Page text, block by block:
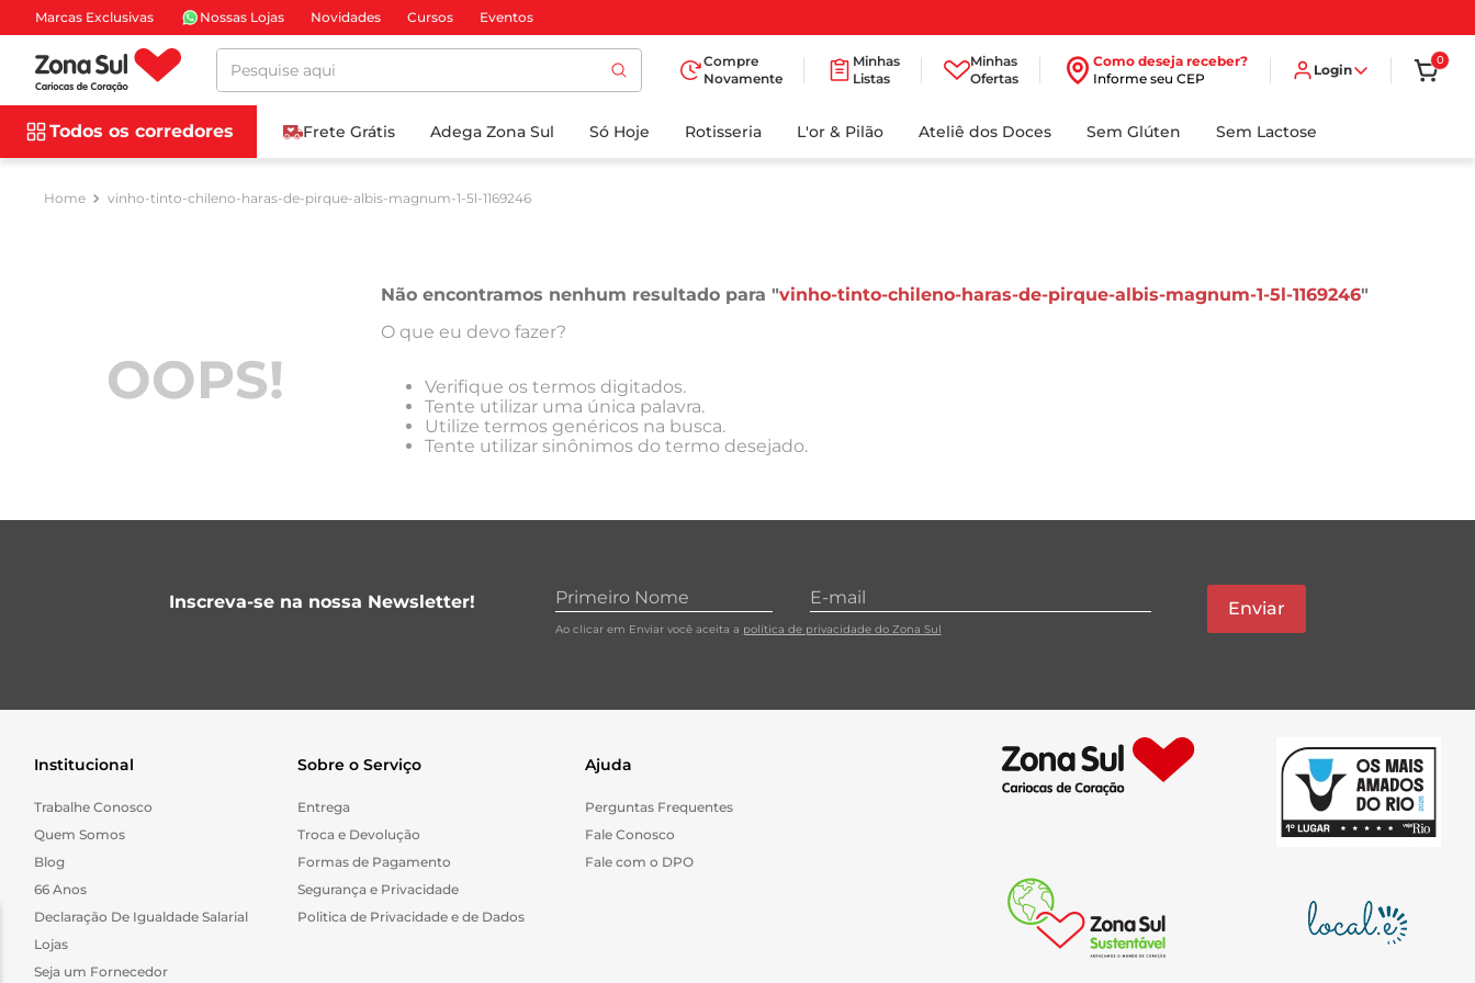
Marcas Exclusivas Nossas Lojas Novidades Cursos Eventos
Pesquise aqui
Compre
Novamente
Minhas
Listas
Minhas
Ofertas
Como deseja receber?
Informe seu CEP
Login
0
Todos os corredores Frete Grátis Adega Zona Sul Só Hoje Rotisseria L'or & Pilão Ateliê dos Doces Sem Glúten Sem Lactose
vinho-tinto-chileno-haras-de-pirque-albis-magnum-1-5l-1169246
OOPS!
Não encontramos nenhum resultado para "vinho-tinto-chileno-haras-de-pirque-albis-magnum-1-5l-1169246"
O que eu devo fazer?
Verifique os termos digitados.
Tente utilizar uma única palavra.
Utilize termos genéricos na busca.
Tente utilizar sinônimos do termo desejado.
Inscreva-se na nossa Newsletter!
Ao clicar em Enviar você aceita a política de privacidade do Zona Sul
Enviar
Institucional
Trabalhe Conosco
Quem Somos
Blog
66 Anos
Declaração De Igualdade Salarial
Lojas
Seja um Fornecedor
Sobre o Serviço
Entrega
Troca e Devolução
Formas de Pagamento
Segurança e Privacidade
Politica de Privacidade e de Dados
Ajuda
Perguntas Frequentes
Fale Conosco
Fale com o DPO
BUSCADOS
7º
8º
biscoito